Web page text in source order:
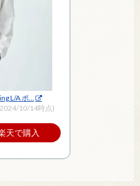
L/A ポ…
10/14時点)
天で購入